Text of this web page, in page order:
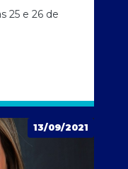
25 e 26 de
13/09/2021